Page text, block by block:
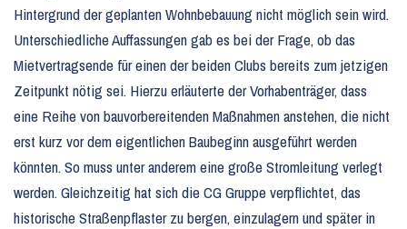
Hintergrund der geplanten Wohnbebauung nicht möglich sein wird.
Unterschiedliche Auffassungen gab es bei der Frage, ob das
Mietvertragsende für einen der beiden Clubs bereits zum jetzigen
Zeitpunkt nötig sei. Hierzu erläuterte der Vorhabenträger, dass
eine Reihe von bauvorbereitenden Maßnahmen anstehen, die nicht
erst kurz vor dem eigentlichen Baubeginn ausgeführt werden
könnten. So muss unter anderem eine große Stromleitung verlegt
werden. Gleichzeitig hat sich die CG Gruppe verpflichtet, das
historische Straßenpflaster zu bergen, einzulagern und später in